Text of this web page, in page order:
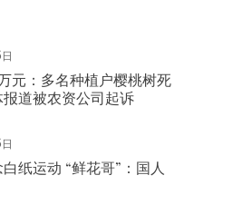
元：多名种植户樱桃树死
道被农资公司起诉
纸运动 “鲜花哥”：国人